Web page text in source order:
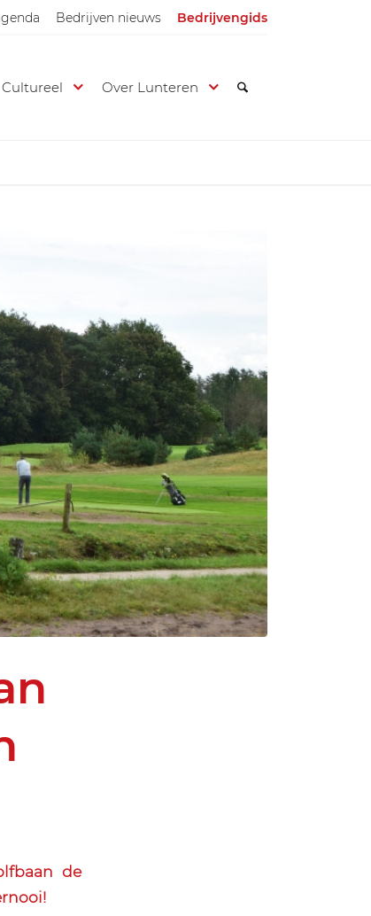
Bedrijven nieuws Bedrijvengids
Cultureel Over Lunteren
de